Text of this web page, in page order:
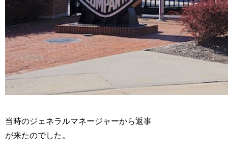
当時のジェネラルマネージャーから返事
が来たのでした。